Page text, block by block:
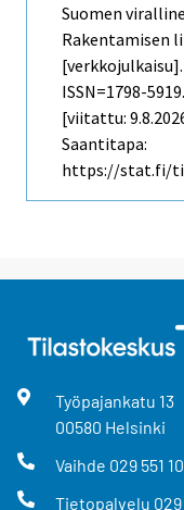
Suomen
Rakentamisen
[verkkojulkaisu].
ISSN=1798-
[viitattu:
Saantitapa:
https://stat.fi/
Työpajankatu 13
00580 Helsinki
Vaihde 029 551
Tietopalvelu